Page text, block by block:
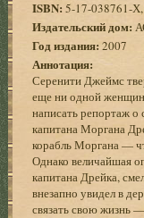
ISBN: 5-17-038761-
Издательский дом:
Год издания:2007
Аннотация:
Серенити Джеймс
еще ни одной
написать репортаж о
капитана Моргана
корабль Моргана —
Однако величайшая
капитана Дрейка,
внезапно увидел в
связать свою жизнь